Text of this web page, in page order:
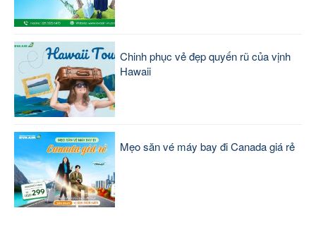
Chinh phục vẻ đẹp quyến rũ của vịnh
Hawaii
Mẹo săn vé máy bay đi Canada giá rẻ